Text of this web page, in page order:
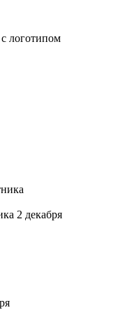
логотипом
2 декабря